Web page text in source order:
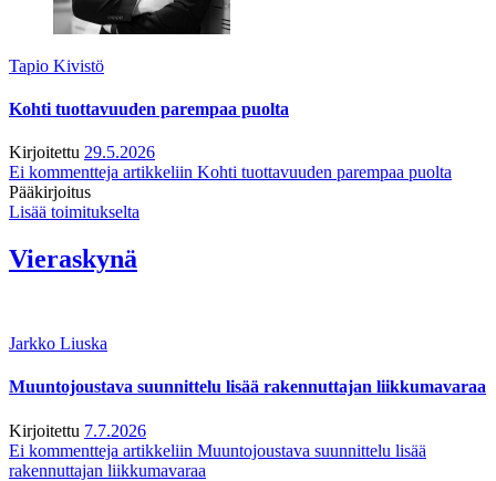
Tapio Kivistö
Kohti tuottavuuden parempaa puolta
Kirjoitettu 29.5.2026
Ei kommentteja artikkeliin Kohti tuottavuuden parempaa puolta
Pääkirjoitus
Lisää toimitukselta
Vieraskynä
Jarkko Liuska
Muuntojoustava suunnittelu lisää rakennuttajan liikkumavaraa
Kirjoitettu 7.7.2026
Ei kommentteja artikkeliin Muuntojoustava suunnittelu lisää
rakennuttajan liikkumavaraa